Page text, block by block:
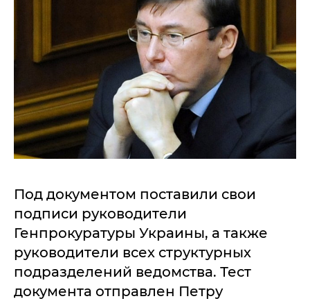
Под документом поставили свои
подписи руководители
Генпрокуратуры Украины, а также
руководители всех структурных
подразделений ведомства. Тест
документа отправлен Петру